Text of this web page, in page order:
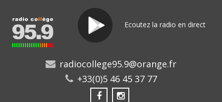
Ecoutez la radio en direct
radiocollege95.9@orange.fr
+33(0)5 46 45 37 77